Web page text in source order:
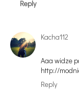
Reply
Kacha112
Aaa widze
http://
Reply